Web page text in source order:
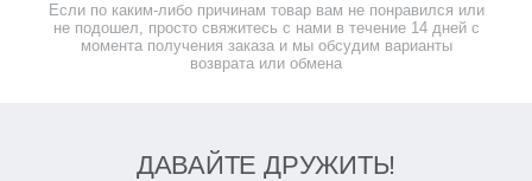
Если по каким-либо причинам товар вам не понравился или
не подошел, просто свяжитесь с нами в течение 14 дней с
момента получения заказа и мы обсудим варианты
возврата или обмена
ДАВАЙТЕ ДРУЖИТЬ!